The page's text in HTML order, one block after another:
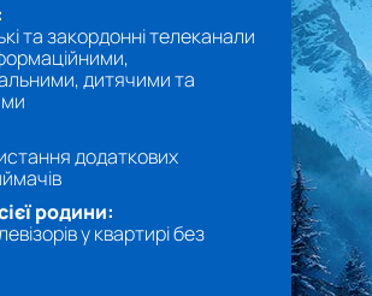
та закордонні телеканали
дитячими та
додаткових
родини:
у квартирі без